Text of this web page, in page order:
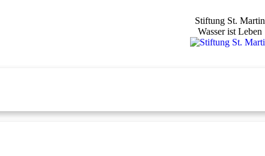
Stiftung St. Martin
Wasser ist Leben